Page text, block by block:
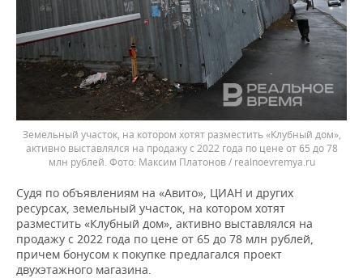
Земельный участок, на котором хотят разместить «Клубный дом»,
активно выставлялся на продажу с 2022 года по цене от 65 до 78
млн рублей.
Максим Платонов / realnoevremya.ru
Судя по объявлениям на «Авито», ЦИАН и других
ресурсах, земельный участок, на котором хотят
разместить «Клубный дом», активно выставлялся на
продажу с 2022 года по цене от 65 до 78 млн рублей,
причем бонусом к покупке предлагался проект
двухэтажного магазина.